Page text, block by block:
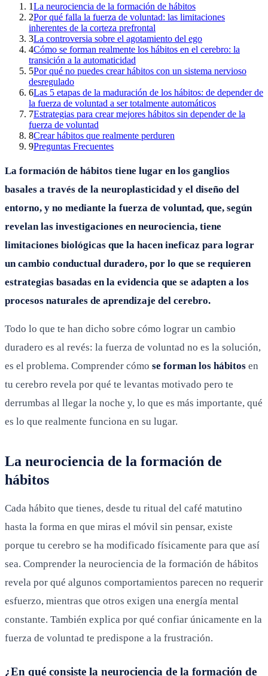
1La neurociencia de la formación de hábitos
2Por qué falla la fuerza de voluntad: las limitaciones
inherentes de la corteza prefrontal
3La controversia sobre el agotamiento del ego
4Cómo se forman realmente los hábitos en el cerebro: la
transición a la automaticidad
5Por qué no puedes crear hábitos con un sistema nervioso
desregulado
6Las 5 etapas de la maduración de los hábitos: de depender de
la fuerza de voluntad a ser totalmente automáticos
7Estrategias para crear mejores hábitos sin depender de la
fuerza de voluntad
8Crear hábitos que realmente perduren
9Preguntas Frecuentes
La formación de hábitos tiene lugar en los ganglios
basales a través de la neuroplasticidad y el diseño del
entorno, y no mediante la fuerza de voluntad, que, según
revelan las investigaciones en neurociencia, tiene
limitaciones biológicas que la hacen ineficaz para lograr
un cambio conductual duradero, por lo que se requieren
estrategias basadas en la evidencia que se adapten a los
procesos naturales de aprendizaje del cerebro.
Todo lo que te han dicho sobre cómo lograr un cambio
duradero es al revés: la fuerza de voluntad no es la solución,
es el problema. Comprender cómo se forman los hábitos en
tu cerebro revela por qué te levantas motivado pero te
derrumbas al llegar la noche y, lo que es más importante, qué
es lo que realmente funciona en su lugar.
La neurociencia de la formación de
hábitos
Cada hábito que tienes, desde tu ritual del café matutino
hasta la forma en que miras el móvil sin pensar, existe
porque tu cerebro se ha modificado físicamente para que así
sea. Comprender la neurociencia de la formación de hábitos
revela por qué algunos comportamientos parecen no requerir
esfuerzo, mientras que otros exigen una energía mental
constante. También explica por qué confiar únicamente en la
fuerza de voluntad te predispone a la frustración.
¿En qué consiste la neurociencia de la formación de